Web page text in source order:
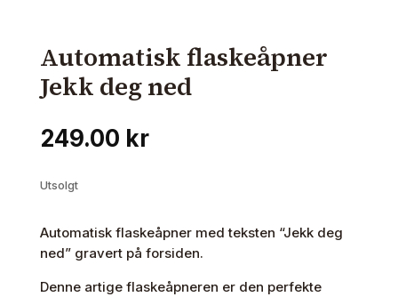
Automatisk flaskeåpner
Jekk deg ned
249.00 kr
Utsolgt
Automatisk flaskeåpner med teksten “Jekk deg
ned” gravert på forsiden.
Denne artige flaskeåpneren er den perfekte